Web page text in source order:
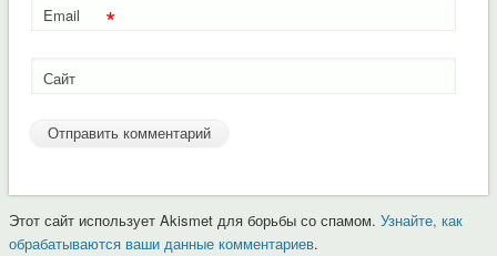
Email *
Сайт
Этот сайт использует Akismet для борьбы со спамом. Узнайте, как
обрабатываются ваши данные комментариев.